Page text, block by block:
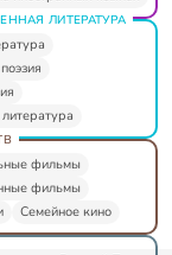
ЛИТЕРАТУРА
фильмы
фильмы
Семейное кино